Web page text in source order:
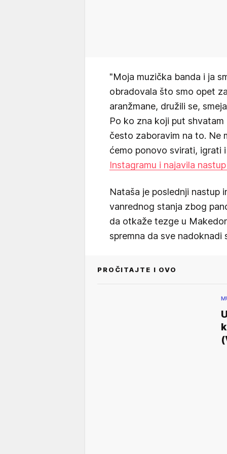
"Moja muzička banda i ja
obradovala što smo opet
aranžmane, družili se,
Po ko zna koji put
često zaboravim na to. Ne
ćemo ponovo svirati, igrati
Instagramu i najavila nastup
Nataša je poslednji nastup
vanrednog stanja zbog
da otkaže tezge u
spremna da sve nadoknadi
PROČITAJTE I OVO